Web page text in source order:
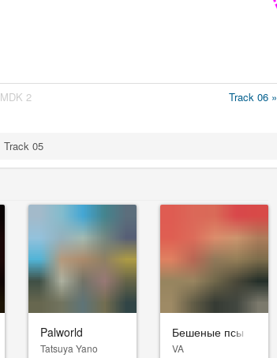
MDK 2 Track 06 »
Track 05
Palworld
Tatsuya Yano
Бешеные псы
VA